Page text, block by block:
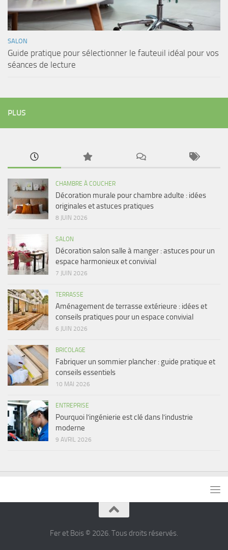
SALON
Guide pratique pour sélectionner le fauteuil idéal pour vos
séances de lecture
PLUS
CHAMBRE À COUCHER
Décoration murale pour chambre adulte : idées
originales et astuces pratiques
8 JUIN 2026
SALON
Décoration salon salle à manger : astuces pour un
espace harmonieux et convivial
7 JUIN 2026
TERRASSE
Aménagement de terrasse extérieure : idées et
conseils pratiques pour un espace convivial
6 JUIN 2026
BRICOLAGE
Fabriquer un sommier plancher : guide pratique et
conseils essentiels
10 MAI 2026
ENTREPRISE
Pourquoi l’ingénierie est clé dans l’industrie
moderne
9 AVRIL 2026
Fer et Bois © 2026. Tous droits réservés.